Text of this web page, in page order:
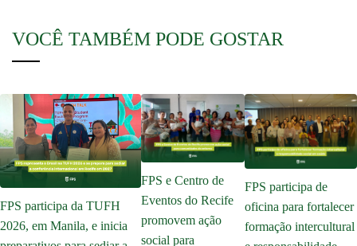
VOCÊ TAMBÉM PODE GOSTAR
FPS participa da TUFH
2026, em Manila, e inicia
FPS e Centro de
Eventos do Recife
promovem ação
social para
FPS participa de
oficina para fortalecer
formação intercultural